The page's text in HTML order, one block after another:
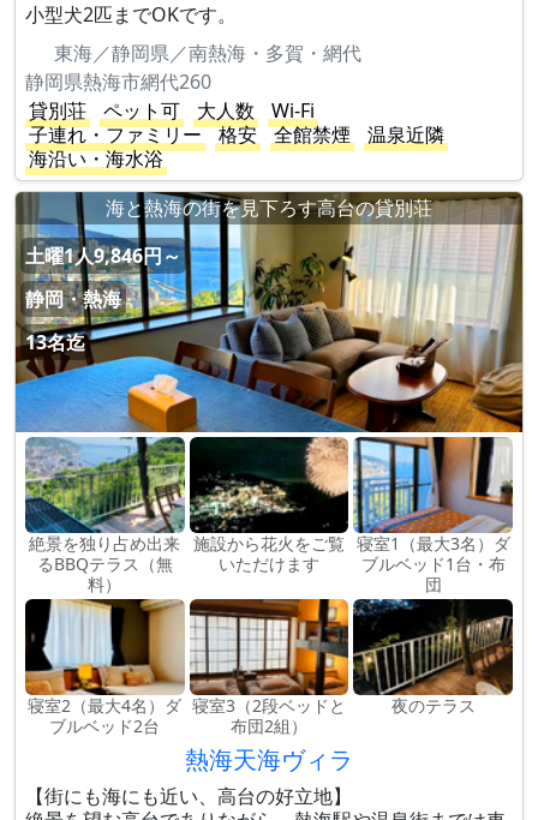
小型犬2匹までOKです。
東海／静岡県／南熱海・多賀・網代
静岡県熱海市網代260
貸別荘
ペット可 大人数
Wi-Fi
子連れ・ファミリー
格安 全館禁煙
温泉近隣
海沿い・海水浴
海と熱海の街を見下ろす高台の貸別荘
土曜1人9,846円～
静岡・熱海
13名迄
絶景を独り占め出来
るBBQテラス（無
料）
施設から花火をご覧
いただけます
寝室1（最大3名）ダ
ブルベッド1台・布
団
寝室2（最大4名）ダ
ブルベッド2台
寝室3（2段ベッドと
布団2組）
夜のテラス
熱海天海ヴィラ
【街にも海にも近い、高台の好立地】